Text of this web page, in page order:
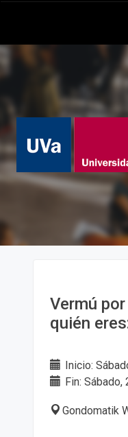
Vermú
quién
Inicio:
Fin:
Gondomatik